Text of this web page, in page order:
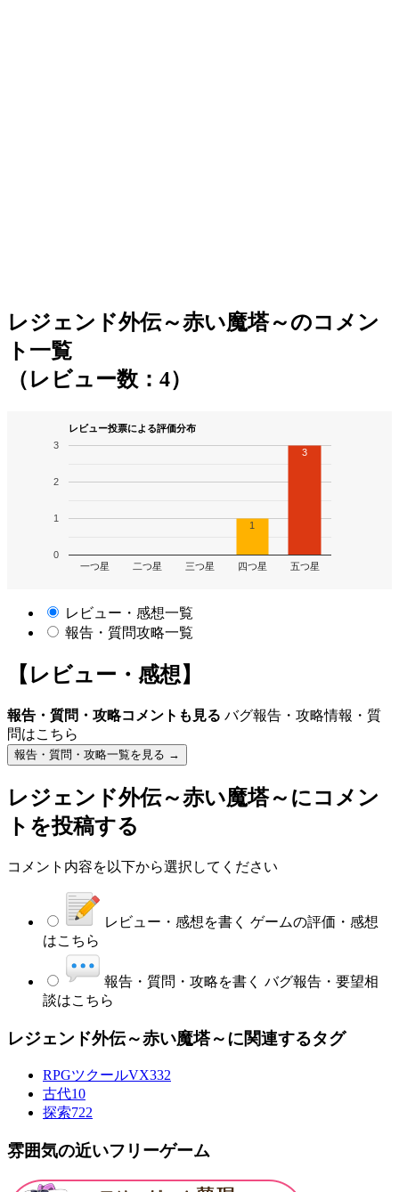
レジェンド外伝～赤い魔塔～のコメン
ト一覧
（レビュー数：4）
レビュー投票による評価分布
一つ星 二つ星 三つ星 四つ星 五つ星
0
1
2
3
1
3
レビュー・感想一覧
報告・質問攻略一覧
【レビュー・感想】
報告・質問・攻略コメントも見る バグ報告・攻略情報・質
問はこちら
報告・質問・攻略一覧を見る →
レジェンド外伝～赤い魔塔～ にコメン
トを投稿する
コメント内容を以下から選択してください
レビュー・感想を書く ゲームの評価・感想
はこちら
報告・質問・攻略を書く バグ報告・要望相
談はこちら
レジェンド外伝～赤い魔塔～に関連するタグ
RPGツクールVX332
古代10
探索722
雰囲気の近いフリーゲーム